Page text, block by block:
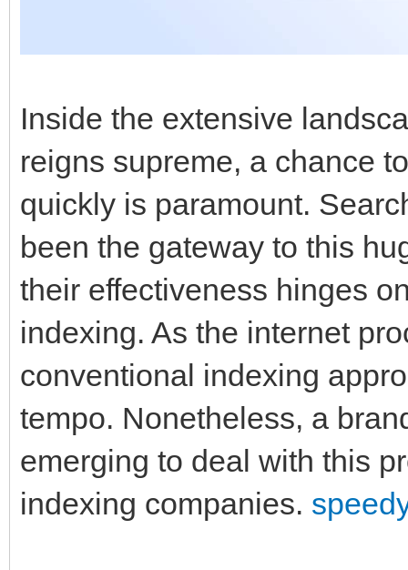
Inside the extensive
reigns supreme, a chance
quickly is paramount.
been the gateway to this
their effectiveness hinges
indexing. As the internet
conventional indexing
tempo. Nonetheless, a
emerging to deal with this
indexing companies.